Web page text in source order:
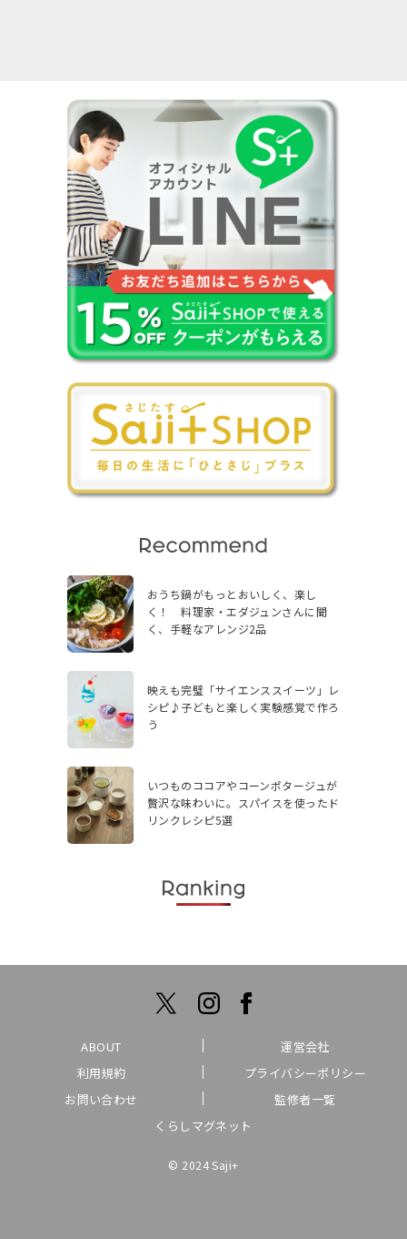
おうち鍋がもっとおいしく、楽し
く！ 料理家・エダジュンさんに聞
く、手軽なアレンジ2品
映えも完璧「サイエンススイーツ」レ
シピ♪子どもと楽しく実験感覚で作ろ
う
いつものココアやコーンポタージュが
贅沢な味わいに。スパイスを使ったド
リンクレシピ5選
ABOUT
運営会社
利用規約
プライバシーポリシー
お問い合わせ
監修者一覧
くらしマグネット
© 2024 Saji+